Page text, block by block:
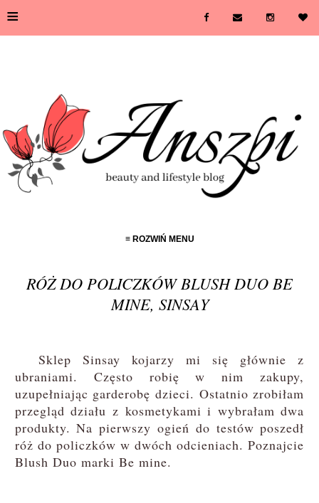
≡
≡ ROZWIŃ MENU
RÓŻ DO POLICZKÓW BLUSH DUO BE
MINE, SINSAY
Sklep Sinsay kojarzy mi się głównie z
ubraniami. Często robię w nim zakupy,
uzupełniając garderobę dzieci. Ostatnio zrobiłam
przegląd działu z kosmetykami i wybrałam dwa
produkty. Na pierwszy ogień do testów poszedł
róż do policzków w dwóch odcieniach. Poznajcie
Blush Duo marki Be mine.